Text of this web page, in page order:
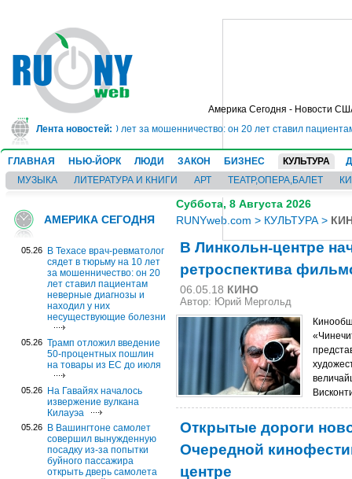
Америка Сегодня - Новости
Лента новостей:
в тюрьму на 10 лет за мошенничество: он 20 лет ставил пациентам
ГЛАВНАЯ НЬЮ-ЙОРК ЛЮДИ ЗАКОН БИЗНЕС КУЛЬТУРА
МУЗЫКА
ЛИТЕРАТУРА И КНИГИ АРТ ТЕАТР,ОПЕРА,БАЛЕТ
АМЕРИКА СЕГОДНЯ
05.26
В Техасе врач-ревматолог
сядет в тюрьму на 10 лет
за мошенничество: он 20
лет ставил пациентам
неверные диагнозы и
находил у них
несуществующие болезни
05.26 Трамп отложил введение
50-процентных пошлин
на товары из ЕС до июля
05.26
На Гавайях началось
извержение вулкана
Килауэа
05.26
В Вашингтоне самолет
совершил вынужденную
посадку из-за попытки
буйного пассажира
открыть дверь самолета
Суббота, 8 Августа 2026
RUNYweb.com > КУЛЬТУРА >
В Линкольн-центре
ретроспектива
06.05.18 КИНО
Автор: Юрий Мергольд
Открытые дороги
Очередной
центре